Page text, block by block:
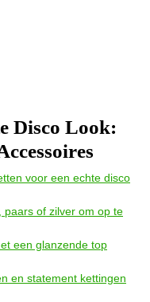
Disco Look:
voor een echte disco
paars of zilver om op te
een glanzende top
en statement kettingen